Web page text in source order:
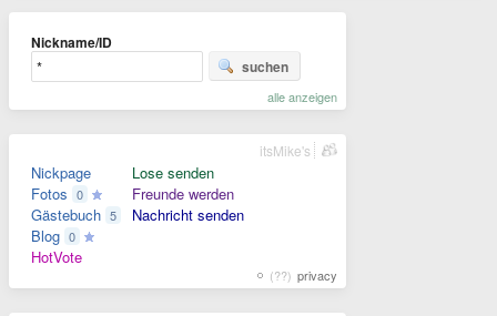
Nickname/ID
suchen
alle anzeigen
Nickpage
Fotos 0
Gästebuch 5
Blog 0
HotVote
Lose senden
Freunde werden
Nachricht senden
(??) privacy
itsMike's